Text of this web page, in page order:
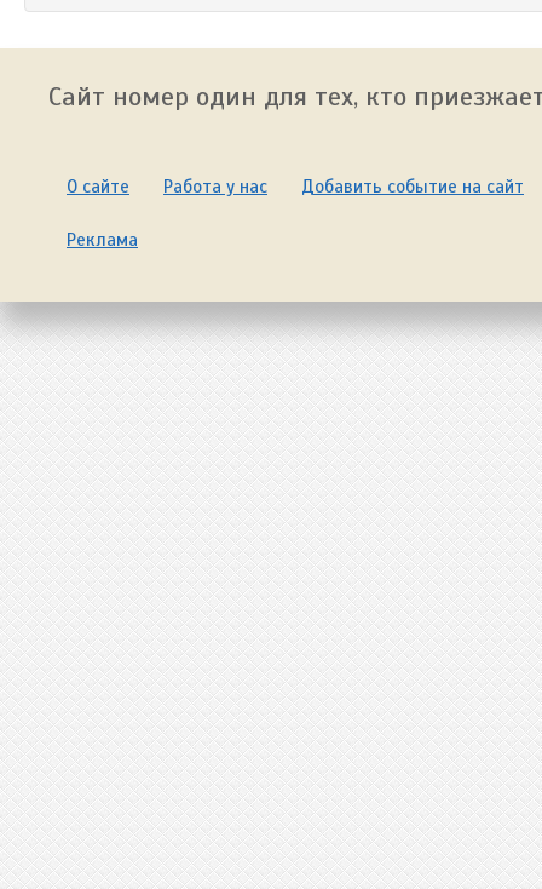
Сайт номер один для тех, кто
О сайте Работа у нас Добавить событие на сайт
Реклама